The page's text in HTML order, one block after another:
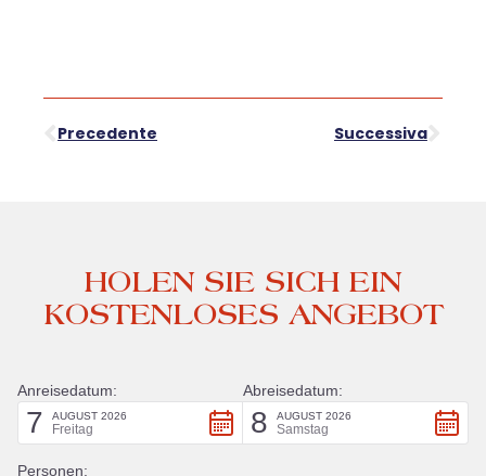
Precedente Successiva
HOLEN SIE SICH EIN
KOSTENLOSES ANGEBOT